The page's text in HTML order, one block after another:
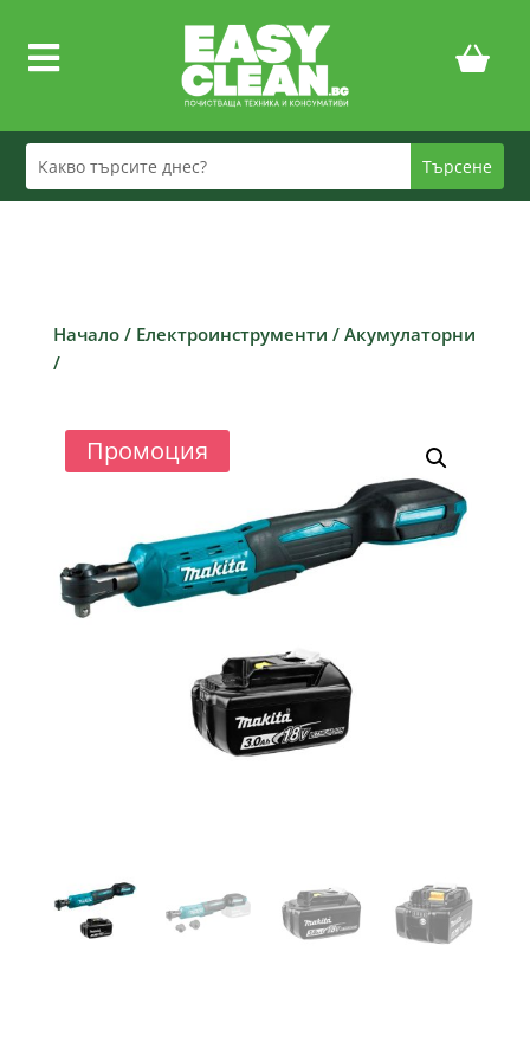

Начало/ Електроинструменти / Акумулаторни
/
Промоция